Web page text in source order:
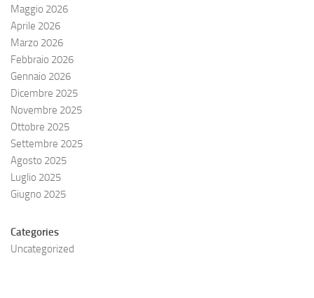
Maggio 2026
Aprile 2026
Marzo 2026
Febbraio 2026
Gennaio 2026
Dicembre 2025
Novembre 2025
Ottobre 2025
Settembre 2025
Agosto 2025
Luglio 2025
Giugno 2025
Categories
Uncategorized